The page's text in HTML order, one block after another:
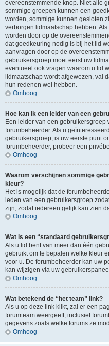
overeenstemmende knop. Niet alle
sommige groepen kunnen een
worden, sommige kunnen gesloten
verborgen lidmaatschap hebben.
worden door op de
dat goedkeuring nodig is bij het lid
aanvragen door op de
gebruikersgroep moet eerst uw
eventueel ook vragen waarom u lid
lidmaatschap wordt afgewezen, val
hun redenen wel hebben.
Omhoog
Hoe kan ik een leider van een
Een leider van een gebruikersgroep
forumbeheerder. Als u
gebruikersgroep, is uw eerste punt
forumbeheerder, probeer een
Omhoog
Waarom verschijnen sommige
kleur?
Het is mogelijk dat de
leden van een gebruikersgroep
zijn, zodat iedereen gelijk kan zien
Omhoog
Wat is een “standaard
Als u lid bent van meer dan één
gebruikt om te bepalen welke kleur
voor u. De forumbeheerder kan uw
kan wijzigen via uw
Omhoog
Wat betekend de “het team” link?
Als u op deze link klikt, zal er een
forumteam weergeeft, inclusief
gegevens zoals welke forums ze
Omhoog